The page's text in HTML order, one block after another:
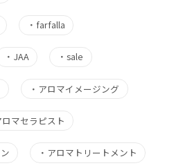
・ farfalla
・ JAA ・sale
・ アロマイメージング
ロマセラピスト
・ アロマトリートメント